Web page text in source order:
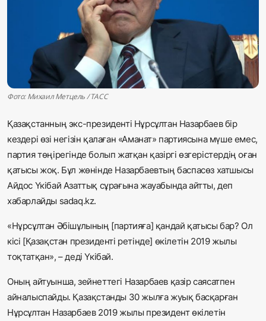
Спорт
Әлем
Журналистік зерттеу
Қазақ тілі
Фото: Михаил Метцель / ТАСС
Қазақстанның экс-президенті Нұрсұлтан Назарбаев бір
кездері өзі негізін қалаған «Аманат» партиясына мүше емес,
партия төңірегінде болып жатқан қазіргі өзгерістердің оған
қатысы жоқ. Бұл жөнінде Назарбаевтың баспасөз хатшысы
Айдос Үкібай Азаттық сұрағына жауабында айтты, деп
хабарлайды sadaq.kz.
«Нұрсұлтан Әбішұлының [партияға] қандай қатысы бар? Ол
кісі [Қазақстан президенті ретінде] өкілетін 2019 жылы
тоқтатқан», – деді Үкібай.
Оның айтуынша, зейнеттегі Назарбаев қазір саясатпен
айналыспайды. Қазақстанды 30 жылға жуық басқарған
Нұрсұлтан Назарбаев 2019 жылы президент өкілетін